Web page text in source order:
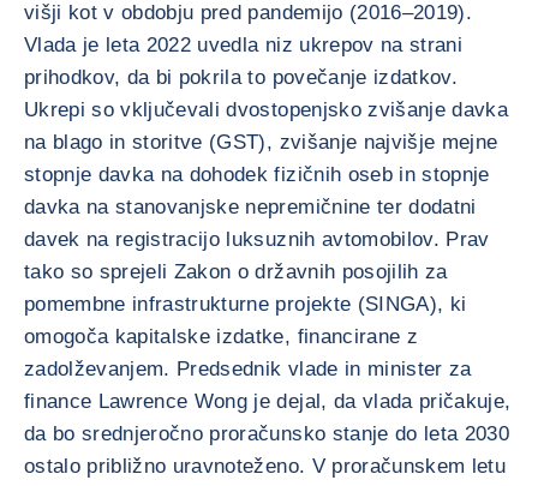
višji kot v obdobju pred pandemijo (2016–2019).
Vlada je leta 2022 uvedla niz ukrepov na strani
prihodkov, da bi pokrila to povečanje izdatkov.
Ukrepi so vključevali dvostopenjsko zvišanje davka
na blago in storitve (GST), zvišanje najvišje mejne
stopnje davka na dohodek fizičnih oseb in stopnje
davka na stanovanjske nepremičnine ter dodatni
davek na registracijo luksuznih avtomobilov. Prav
tako so sprejeli Zakon o državnih posojilih za
pomembne infrastrukturne projekte (SINGA), ki
omogoča kapitalske izdatke, financirane z
zadolževanjem. Predsednik vlade in minister za
finance Lawrence Wong je dejal, da vlada pričakuje,
da bo srednjeročno proračunsko stanje do leta 2030
ostalo približno uravnoteženo. V proračunskem letu